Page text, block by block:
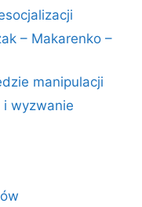
– Makarenko –
manipulacji
i wyzwanie